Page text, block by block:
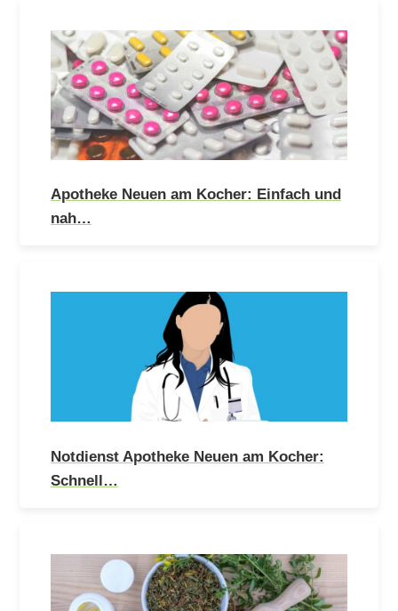
Apotheke Neuen am Kocher: Einfach und
nah…
Notdienst Apotheke Neuen am Kocher:
Schnell…